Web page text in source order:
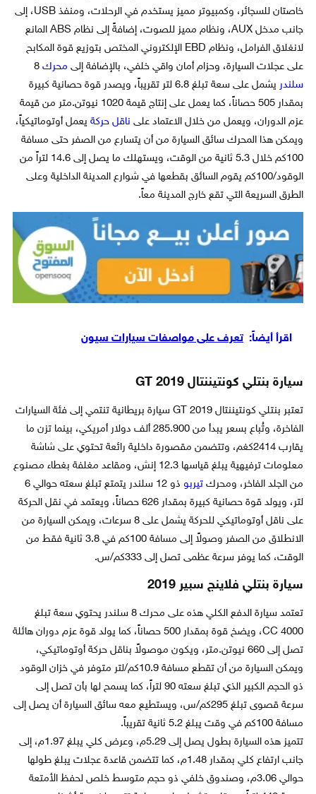
خاصتان للسجائر، وكمبيوتر مميز يستخدم في الرحلات، ومنفذ USB، إلى
جانب مدخل AUX، ونظام مميز للصوت، إضافةً إلى نظام ABS المانع
لانغلاق الفرامل، ونظام EBD الإلكتروني المختص بتوزيع قوة المكابح
على عجلات السيارة، وحزام أمان واقي خلفي، بالإضافة إلى محرك8
سلندر
يشمل على سعة تبلغ 6.8 لتر تقريباً، ويصدر قوة حصانية كبيرة
بمقدار 505 حصاناً، كما يعمل على إنتاج قيمة 1020 نيوتن.متر من قيمة
عزم الدوران، ويعمل من خلال الاعتماد على ناقل حركةيعمل أوتوماتيكياً،
ويمكن هذا المحرك سائق السيارة من أن يتسارع من الصفر حتى مسافة
100كم خلال 5.3 ثانية من الوقت، ويستهلك ما يصل إلى 14.6 لتراً من
الوقود/100كم يقوم السائق بقطعها في شوارع المدينة الداخلية وعلى
الطرق السريعة التي تقع خارج المدينة معاً.
اقرأ أيضاً: تعرف على مواصفات سيارات سيون
سيارة بنتلي كونتيننتال GT 2019
تعتبر بنتلي كونتيننتال GT 2019 سيارة بريطانية تنتمي إلى فئة السيارات
الفاخرة، وتُباع بسعر يبدأ من 285.900 ألف دولار أمريكي، بينما تزن ما
يقارب 2414كغم، وتتضمن مقصورة داخلية رائعة تحتوي على شاشة
معلومات ترفيهية يبلغ قياسها 12.3 إنش، ومقاعد مغلفة بغطاء مصنوع
من الجلد الفاخر، ومحرك تيربو
ذو 12 سلندر يتمتع تبلغ سعته حوالي 6
لتر، ويولد قوة حصانية كبيرة بمقدار 626 حصاناً، ويعتمد في نقل الحركة
على ناقل أوتوماتيكي للحركة يشمل على 8 سرعات، ويمكن السيارة من
الانطلاق من الصفر وصولاً إلى مسافة 100كم في 3.8 ثانية فقط من
الوقت، كما يوفر سرعة عظمى تصل إلى 333كم/س.
سيارة بنتلي فلاينج سبير 2019
تعتمد سيارة الدفع الكلي هذه على محرك 8 سلندر يحتوي سعة تبلغ
4000 CC، ويضخ قوة بمقدار 500 حصاناً، كما يولد قوة عزم دوران هائلة
تصل إلى 660 نيوتن.متر، ويكون موصولاً بناقل حركة أوتوماتيكي،
ويمكن السيارة من أن تقطع مسافة 10.9كم/لتر متوفر في خزان الوقود
ذو الحجم الكبير الذي تبلغ سعته 90 لتراً، كما يسمح لها بأن تصل إلى
سرعة قصوى تبلغ 295كم/س، ويستطيع معه سائق السيارة أن يصل إلى
مسافة 100كم في وقت يبلغ 5.2 ثانية تقريباً.
تتميز هذه السيارة بطول يصل إلى 5.29م، وعرض كلي يبلغ 1.97م، إلى
جانب ارتفاع كلي بمقدار 1.48م، كما تتضمن قاعدة عجلات يبلغ طولها
حوالي 3.06م، وصندوق خلفي ذو حجم متوسط خلص لحفظ الأمتعة